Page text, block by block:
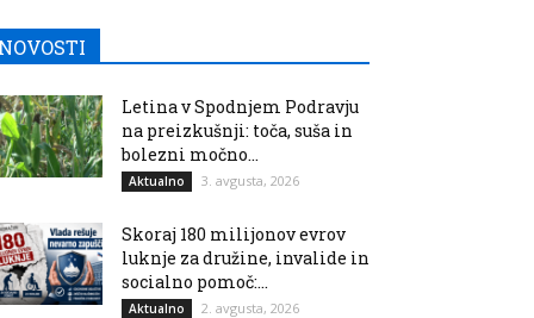
Letina v Spodnjem Podravju
na preizkušnji: toča, suša in
bolezni močno...
Aktualno 3. avgusta, 2026
Skoraj 180 milijonov evrov
luknje za družine, invalide in
socialno pomoč:...
Aktualno 2. avgusta, 2026